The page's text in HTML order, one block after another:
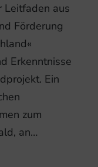
Leitfaden aus
Förderung
Erkenntnisse
Ein
zum
an…